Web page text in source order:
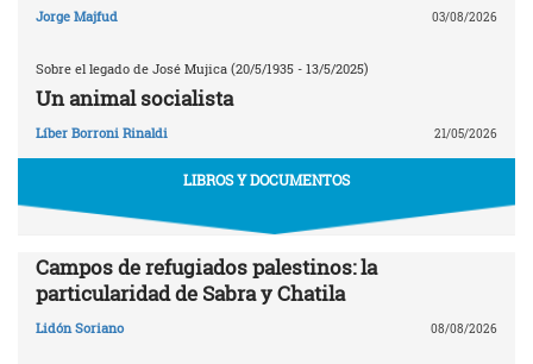
Jorge Majfud 03/08/2026
Sobre el legado de José Mujica (20/5/1935 - 13/5/2025)
Un animal socialista
Líber Borroni Rinaldi 21/05/2026
LIBROS Y DOCUMENTOS
Campos de refugiados palestinos: la
particularidad de Sabra y Chatila
Lidón Soriano 08/08/2026